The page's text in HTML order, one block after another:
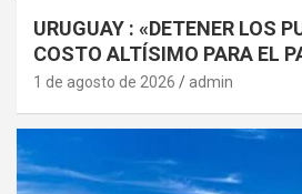
URUGUAY : «DETENER LOS
COSTO ALTÍSIMO PARA EL
1 de agosto de 2026 admin